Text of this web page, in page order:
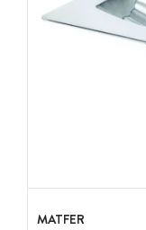
MATFER